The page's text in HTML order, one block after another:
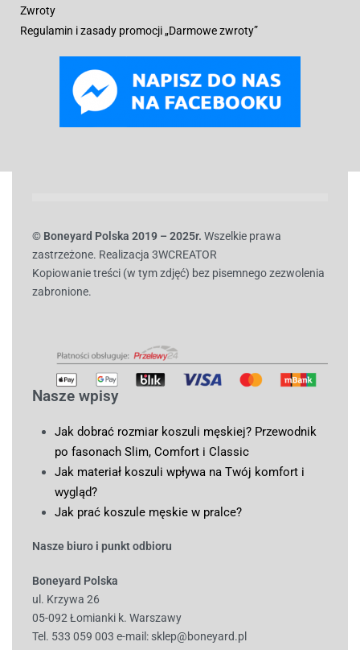
Zwroty
Regulamin i zasady promocji „Darmowe zwroty”
© Boneyard Polska 2019 – 2025r. Wszelkie prawa
zastrzeżone. Realizacja 3WCREATOR
Kopiowanie treści (w tym zdjęć) bez pisemnego zezwolenia
zabronione.
Nasze wpisy
Jak dobrać rozmiar koszuli męskiej? Przewodnik
po fasonach Slim, Comfort i Classic
Jak materiał koszuli wpływa na Twój komfort i
wygląd?
Jak prać koszule męskie w pralce?
Nasze biuro i punkt odbioru
Boneyard Polska
ul. Krzywa 26
05-092 Łomianki k. Warszawy
Tel. 533 059 003 e-mail: sklep@boneyard.pl